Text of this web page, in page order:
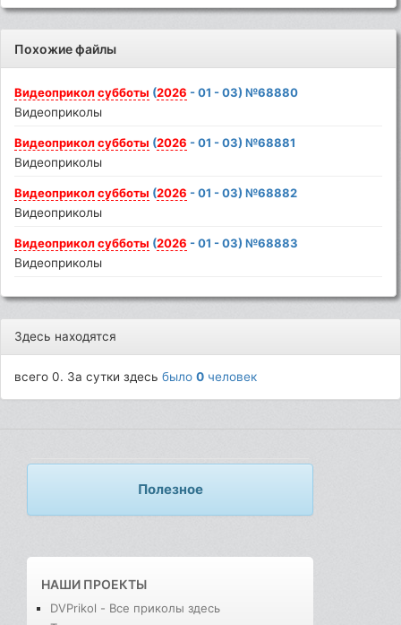
Похожие файлы
Видеоприкол субботы (2026 - 01 - 03) №68880
Видеоприколы
Видеоприкол субботы (2026 - 01 - 03) №68881
Видеоприколы
Видеоприкол субботы (2026 - 01 - 03) №68882
Видеоприколы
Видеоприкол субботы (2026 - 01 - 03) №68883
Видеоприколы
Здесь находятся
всего 0. За сутки здесьбыло0 человек
Полезное
НАШИ ПРОЕКТЫ
DVPrikol - Все приколы здесь